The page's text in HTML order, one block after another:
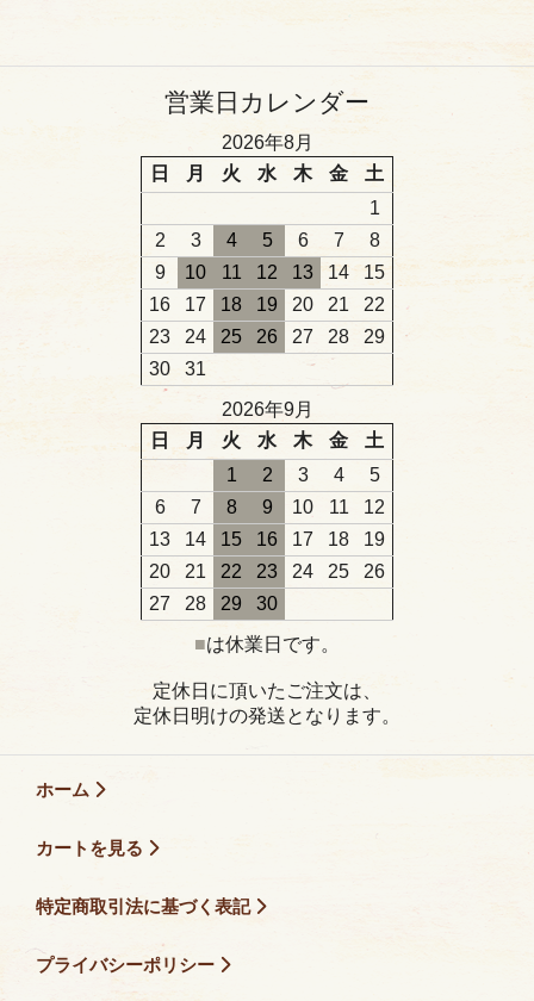
営業日カレンダー
2026年8月
日
月 火 水 木 金
土
1
2
3 4 5 6 7
8
9
10 11 12 13 14
15
16
17 18 19 20 21
22
23
24 25 26 27 28
29
30
31
2026年9月
日
月 火 水 木 金
土
1
2 3 4
5
6
7 8 9 10 11
12
13
14 15 16 17 18
19
20
21 22 23 24 25
26
27
28 29
30
■は休業日です。
定休日に頂いたご注文は、
定休日明けの発送となります。
ホーム
カートを見る
特定商取引法に基づく表記
プライバシーポリシー